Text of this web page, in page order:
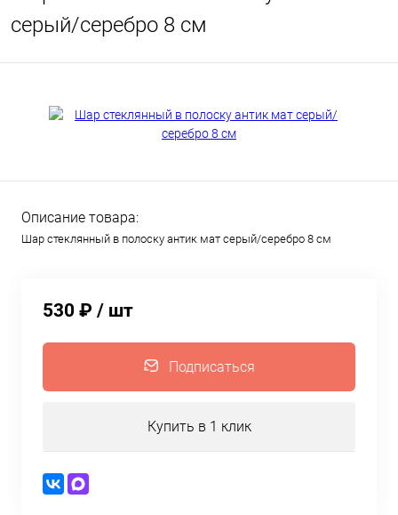
серый/серебро 8 см
Описание товара:
Шар стеклянный в полоску антик мат серый/серебро 8 см
530 ₽ / шт
Подписаться
Купить в 1 клик